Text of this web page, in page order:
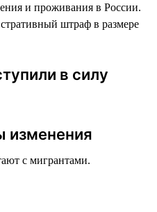
и проживания в России.
штраф в размере
в силу
изменения
с мигрантами.